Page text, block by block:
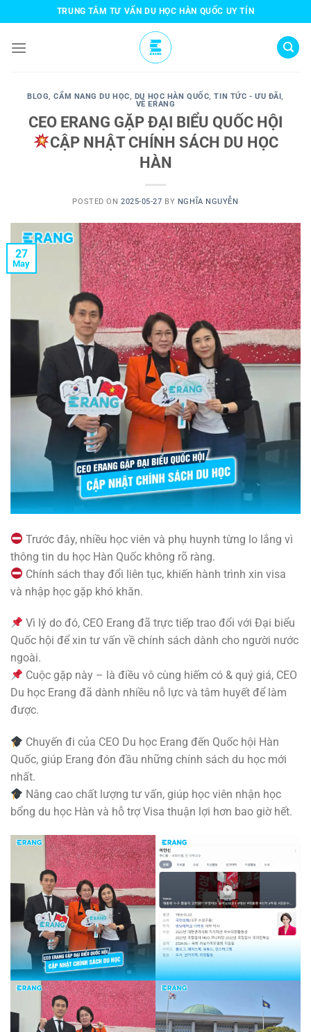
to
content
TRUNG TÂM TƯ VẤN DU HỌC HÀN QUỐC UY TÍN
BLOG,CẨM NANG DU HỌC, DU HỌC HÀN QUỐC,TIN TỨC - ƯU ĐÃI,
VỀ ERANG
CEO ERANG GẶP ĐẠI BIỂU QUỐC HỘI
CẬP NHẬT CHÍNH SÁCH DU HỌC
HÀN
POSTED ON 2025-05-27 BY NGHĨA NGUYỄN
27
May
Trước đây, nhiều học viên và phụ huynh từng lo lắng vì
thông tin du học Hàn Quốc không rõ ràng.
Chính sách thay đổi liên tục, khiến hành trình xin visa
và nhập học gặp khó khăn.
Vì lý do đó, CEO Erang đã trực tiếp trao đổi với Đại biểu
Quốc hội để xin tư vấn về chính sách dành cho người nước
ngoài.
Cuộc gặp này – là điều vô cùng hiếm có & quý giá, CEO
Du học Erang đã dành nhiều nỗ lực và tâm huyết để làm
được.
Chuyến đi của CEO Du học Erang đến Quốc hội Hàn
Quốc, giúp Erang đón đầu những chính sách du học mới
nhất.
Nâng cao chất lượng tư vấn, giúp học viên nhận học
bổng du học Hàn và hỗ trợ Visa thuận lợi hơn bao giờ hết.